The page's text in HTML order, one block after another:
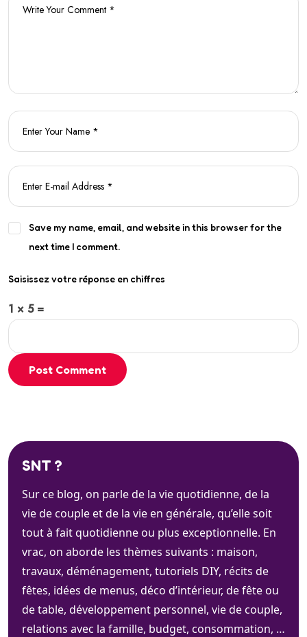
Save my name, email, and website in this browser for the
next time I comment.
Saisissez votre réponse en chiffres
1 × 5 =
Post Comment
SNT ?
Sur ce blog, on parle de la vie quotidienne, de la
vie de couple et de la vie en générale, qu’elle soit
tout à fait quotidienne ou plus exceptionnelle. En
vrac, on aborde les thèmes suivants : maison,
travaux, déménagement, tutoriels DIY, récits de
fêtes, idées de menus, déco d’intérieur, de fête ou
de table, développement personnel, vie de couple,
relations avec la famille, budget, consommation, …